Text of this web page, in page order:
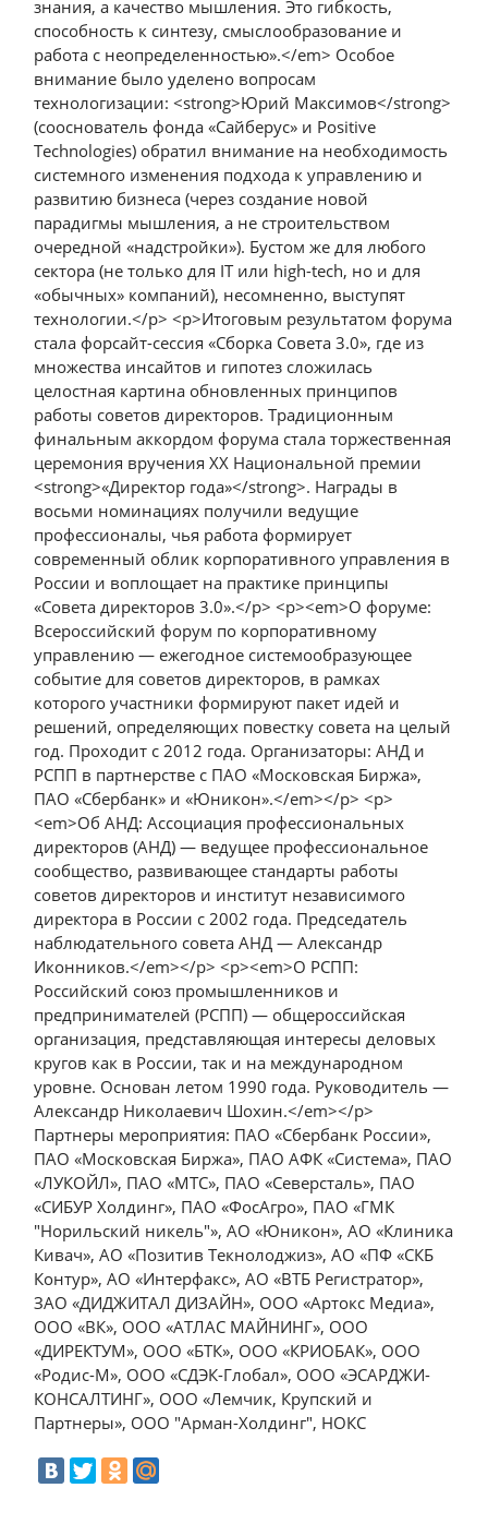
знания, а качество мышления. Это гибкость,
способность к синтезу, смыслообразование и
работа с неопределенностью».</em> Особое
внимание было уделено вопросам
технологизации: <strong>Юрий Максимов</strong>
(сооснователь фонда «Сайберус» и Positive
Technologies) обратил внимание на необходимость
системного изменения подхода к управлению и
развитию бизнеса (через создание новой
парадигмы мышления, а не строительством
очередной «надстройки»). Бустом же для любого
сектора (не только для IT или high-tech, но и для
«обычных» компаний), несомненно, выступят
технологии.</p> <p>Итоговым результатом форума
стала форсайт-сессия «Сборка Совета 3.0», где из
множества инсайтов и гипотез сложилась
целостная картина обновленных принципов
работы советов директоров. Традиционным
финальным аккордом форума стала торжественная
церемония вручения XX Национальной премии
<strong>«Директор года»</strong>. Награды в
восьми номинациях получили ведущие
профессионалы, чья работа формирует
современный облик корпоративного управления в
России и воплощает на практике принципы
«Совета директоров 3.0».</p> <p><em>О форуме:
Всероссийский форум по корпоративному
управлению — ежегодное системообразующее
событие для советов директоров, в рамках
которого участники формируют пакет идей и
решений, определяющих повестку совета на целый
год. Проходит с 2012 года. Организаторы: АНД и
РСПП в партнерстве с ПАО «Московская Биржа»,
ПАО «Сбербанк» и «Юникон».</em></p> <p>
<em>Об АНД: Ассоциация профессиональных
директоров (АНД) — ведущее профессиональное
сообщество, развивающее стандарты работы
советов директоров и институт независимого
директора в России с 2002 года. Председатель
наблюдательного совета АНД — Александр
Иконников.</em></p> <p><em>О РСПП:
Российский союз промышленников и
предпринимателей (РСПП) — общероссийская
организация, представляющая интересы деловых
кругов как в России, так и на международном
уровне. Основан летом 1990 года. Руководитель —
Александр Николаевич Шохин.</em></p>
Партнеры мероприятия: ПАО «Сбербанк России»,
ПАО «Московская Биржа», ПАО АФК «Система», ПАО
«ЛУКОЙЛ», ПАО «МТС», ПАО «Северсталь», ПАО
«СИБУР Холдинг», ПАО «ФосАгро», ПАО «ГМК
"Норильский никель"», АО «Юникон», АО «Клиника
Кивач», АО «Позитив Текнолоджиз», АО «ПФ «СКБ
Контур», АО «Интерфакс», АО «ВТБ Регистратор»,
ЗАО «ДИДЖИТАЛ ДИЗАЙН», ООО «Артокс Медиа»,
ООО «ВК», ООО «АТЛАС МАЙНИНГ», ООО
«ДИРЕКТУМ», ООО «БТК», ООО «КРИОБАК», ООО
«Родис-М», ООО «СДЭК-Глобал», ООО «ЭСАРДЖИ-
КОНСАЛТИНГ», ООО «Лемчик, Крупский и
Партнеры», ООО "Арман-Холдинг", НОКС